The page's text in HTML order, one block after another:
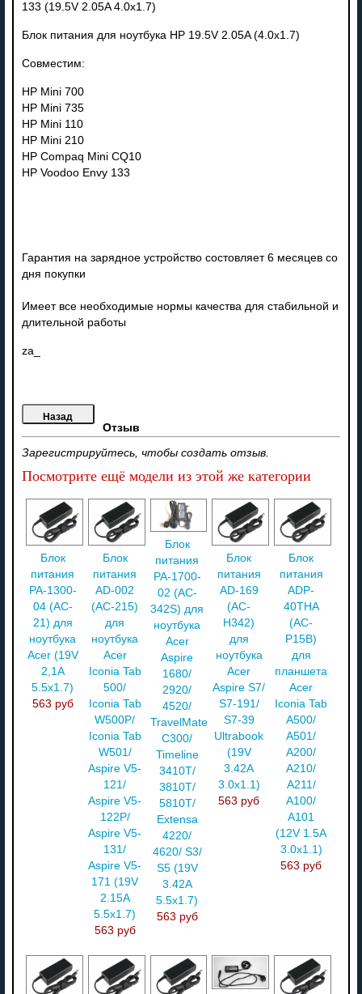
133 (19.5V 2.05A 4.0x1.7)
Блок питания для ноутбука HP 19.5V 2.05A (4.0x1.7)
Совместим:
HP Mini 700
HP Mini 735
HP Mini 110
HP Mini 210
HP Compaq Mini CQ10
HP Voodoo Envy 133
Гарантия на зарядное устройство состовляет 6 месяцев со
дня покупки
Имеет все необходимые нормы качества для стабильной и
длительной работы
za_
Отзыв
Зарегистрируйтесь, чтобы создать отзыв.
Посмотрите ещё модели из этой же категории
Блок
питания
PA-1300-
04 (AC-
21) для
ноутбука
Acer (19V
2,1A
5.5x1.7)
563 руб
Блок
питания
AD-002
(AC-215)
для
ноутбука
Acer
Iconia Tab
500/
Iconia Tab
W500P/
Iconia Tab
W501/
Aspire V5-
121/
Aspire V5-
122P/
Aspire V5-
131/
Aspire V5-
171 (19V
2.15A
5.5x1.7)
563 руб
Блок
питания
PA-1700-
02 (AC-
342S) для
ноутбука
Acer
Aspire
1680/
2920/
4520/
TravelMate
C300/
Timeline
3410T/
3810T/
5810T/
Extensa
4220/
4620/ S3/
S5 (19V
3.42A
5.5x1.7)
563 руб
Блок
питания
AD-169
(AC-
H342)
для
ноутбука
Acer
Aspire S7/
S7-191/
S7-39
Ultrabook
(19V
3.42A
3.0x1.1)
563 руб
Блок
питания
ADP-
40THA
(AC-
P15B)
для
планшета
Acer
Iconia Tab
A500/
A501/
A200/
A210/
A211/
A100/
A101
(12V 1.5A
3.0x1.1)
563 руб